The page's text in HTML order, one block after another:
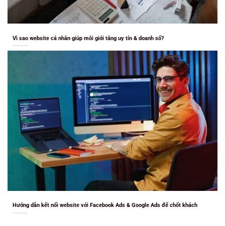
Vì sao website cá nhân giúp môi giới tăng uy tín & doanh số?
Hướng dẫn kết nối website với Facebook Ads & Google Ads để chốt khách